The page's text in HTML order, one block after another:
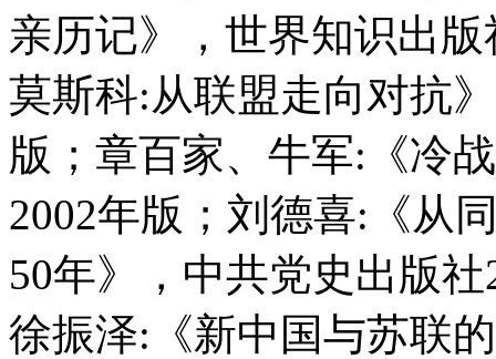
亲历记》，世界知识出
莫斯科:从联盟走向对抗
版；章百家、牛军:《冷
2002年版；刘德喜:《
50年》，中共党史出版
徐振泽:《新中国与苏联